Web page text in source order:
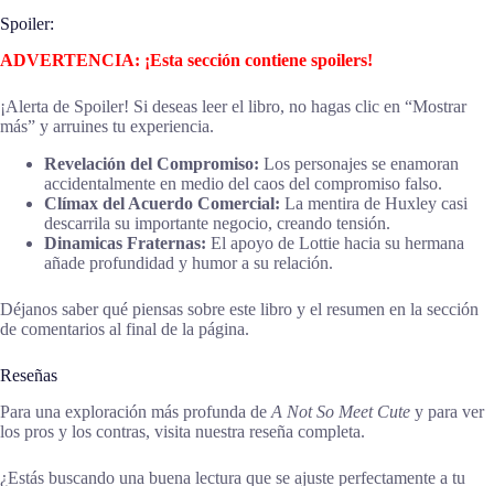
Spoiler:
ADVERTENCIA: ¡Esta sección contiene spoilers!
¡Alerta de Spoiler! Si deseas leer el libro, no hagas clic en “Mostrar
más” y arruines tu experiencia.
Revelación del Compromiso: Los personajes se enamoran
accidentalmente en medio del caos del compromiso falso.
Clímax del Acuerdo Comercial: La mentira de Huxley casi
descarrila su importante negocio, creando tensión.
Dinamicas Fraternas: El apoyo de Lottie hacia su hermana
añade profundidad y humor a su relación.
Déjanos saber qué piensas sobre este libro y el resumen en la sección
de comentarios al final de la página.
Reseñas
Para una exploración más profunda de A Not So Meet Cute y para ver
los pros y los contras, visita nuestra reseña completa.
¿Estás buscando una buena lectura que se ajuste perfectamente a tu